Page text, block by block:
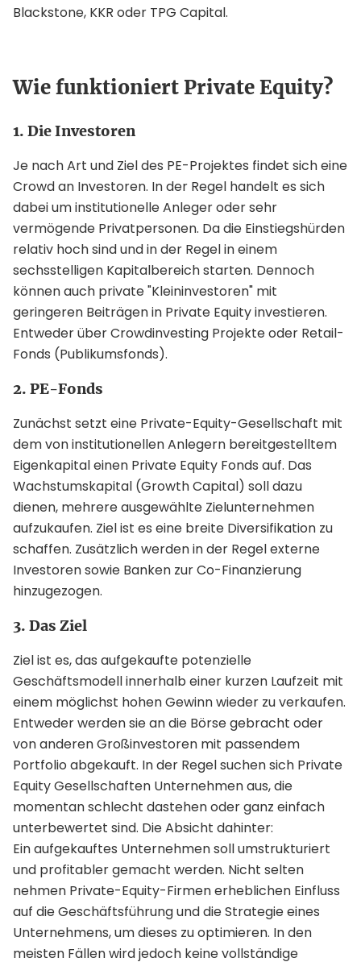
Blackstone, KKR oder TPG Capital.
Wie funktioniert Private Equity?
1. Die Investoren
Je nach Art und Ziel des PE-Projektes findet sich eine
Crowd an Investoren. In der Regel handelt es sich
dabei um institutionelle Anleger oder sehr
vermögende Privatpersonen. Da die Einstiegshürden
relativ hoch sind und in der Regel in einem
sechsstelligen Kapitalbereich starten. Dennoch
können auch private "Kleininvestoren" mit
geringeren Beiträgen in Private Equity investieren.
Entweder über Crowdinvesting Projekte oder Retail-
Fonds (Publikumsfonds).
2. PE-Fonds
Zunächst setzt eine Private-Equity-Gesellschaft mit
dem von institutionellen Anlegern bereitgestelltem
Eigenkapital einen Private Equity Fonds auf. Das
Wachstumskapital (Growth Capital) soll dazu
dienen, mehrere ausgewählte Zielunternehmen
aufzukaufen. Ziel ist es eine breite Diversifikation zu
schaffen. Zusätzlich werden in der Regel externe
Investoren sowie Banken zur Co-Finanzierung
hinzugezogen.
3. Das Ziel
Ziel ist es, das aufgekaufte potenzielle
Geschäftsmodell innerhalb einer kurzen Laufzeit mit
einem möglichst hohen Gewinn wieder zu verkaufen.
Entweder werden sie an die Börse gebracht oder
von anderen Großinvestoren mit passendem
Portfolio abgekauft. In der Regel suchen sich Private
Equity Gesellschaften Unternehmen aus, die
momentan schlecht dastehen oder ganz einfach
unterbewertet sind. Die Absicht dahinter:
Ein aufgekauftes Unternehmen soll umstrukturiert
und profitabler gemacht werden. Nicht selten
nehmen Private-Equity-Firmen erheblichen Einfluss
auf die Geschäftsführung und die Strategie eines
Unternehmens, um dieses zu optimieren. In den
meisten Fällen wird jedoch keine vollständige